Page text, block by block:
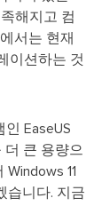
해지고 컴
서는 현재
이션하는 것
EaseUS
더 큰 용량으
11
습니다. 지금